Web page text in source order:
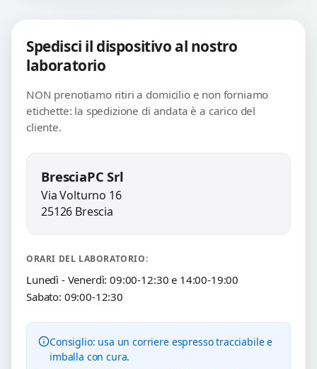
Spedisci il dispositivo al nostro
laboratorio
NON prenotiamo ritiri a domicilio e non forniamo
etichette: la spedizione di andata è a carico del
cliente.
BresciaPC Srl
Via Volturno 16
25126 Brescia
ORARI DEL LABORATORIO:
Lunedì - Venerdì: 09:00-12:30 e 14:00-19:00
Sabato: 09:00-12:30
Consiglio: usa un corriere espresso tracciabile e
imballa con cura.